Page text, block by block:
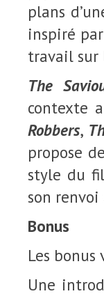
plans
inspiré
travail sur
The
contexte
Robbers,
propose
style du
son
Bonus
Les bonus
Une